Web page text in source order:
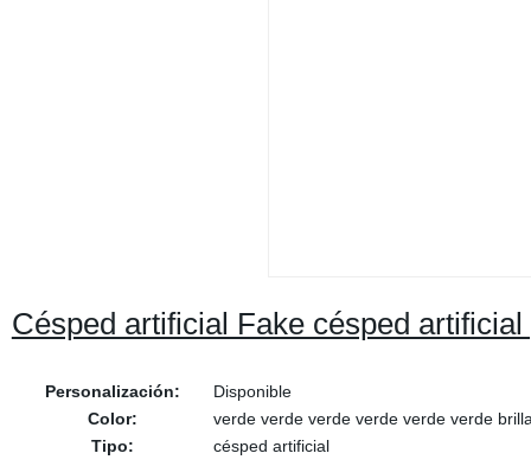
Césped artificial Fake césped
Personalización:
Disponible
Color:
verde verde verde verde verde verde
Tipo:
césped artificial